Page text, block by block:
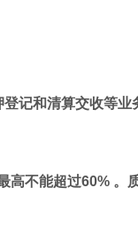
记和清算交收等业
高不能超过60% 。